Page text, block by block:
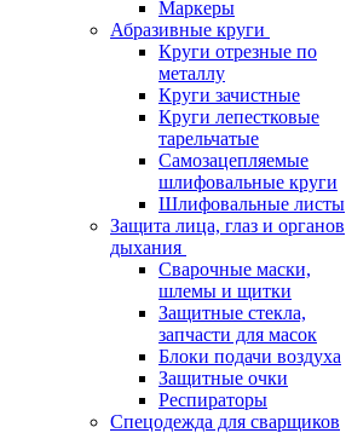
Маркеры
Абразивные круги
Круги отрезные по
металлу
Круги зачистные
Круги лепестковые
тарельчатые
Самозацепляемые
шлифовальные круги
Шлифовальные листы
Защита лица, глаз и органов
дыхания
Сварочные маски,
шлемы и щитки
Защитные стекла,
запчасти для масок
Блоки подачи воздуха
Защитные очки
Респираторы
Спецодежда для сварщиков